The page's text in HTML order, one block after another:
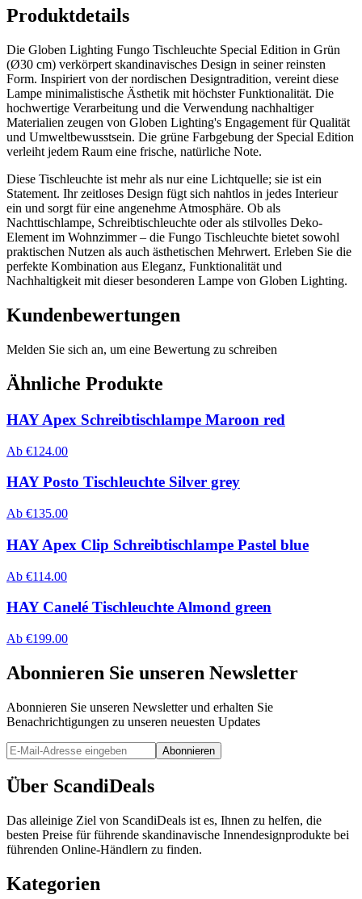
Produktdetails
Die Globen Lighting Fungo Tischleuchte Special Edition in Grün
(Ø30 cm) verkörpert skandinavisches Design in seiner reinsten
Form. Inspiriert von der nordischen Designtradition, vereint diese
Lampe minimalistische Ästhetik mit höchster Funktionalität. Die
hochwertige Verarbeitung und die Verwendung nachhaltiger
Materialien zeugen von Globen Lighting's Engagement für Qualität
und Umweltbewusstsein. Die grüne Farbgebung der Special Edition
verleiht jedem Raum eine frische, natürliche Note.
Diese Tischleuchte ist mehr als nur eine Lichtquelle; sie ist ein
Statement. Ihr zeitloses Design fügt sich nahtlos in jedes Interieur
ein und sorgt für eine angenehme Atmosphäre. Ob als
Nachttischlampe, Schreibtischleuchte oder als stilvolles Deko-
Element im Wohnzimmer – die Fungo Tischleuchte bietet sowohl
praktischen Nutzen als auch ästhetischen Mehrwert. Erleben Sie die
perfekte Kombination aus Eleganz, Funktionalität und
Nachhaltigkeit mit dieser besonderen Lampe von Globen Lighting.
Kundenbewertungen
Melden Sie sich an, um eine Bewertung zu schreiben
Ähnliche Produkte
HAY Apex Schreibtischlampe Maroon red
Ab €124.00
HAY Posto Tischleuchte Silver grey
Ab €135.00
HAY Apex Clip Schreibtischlampe Pastel blue
Ab €114.00
HAY Canelé Tischleuchte Almond green
Ab €199.00
Abonnieren Sie unseren Newsletter
Abonnieren Sie unseren Newsletter und erhalten Sie
Benachrichtigungen zu unseren neuesten Updates
Abonnieren
Über ScandiDeals
Das alleinige Ziel von ScandiDeals ist es, Ihnen zu helfen, die
besten Preise für führende skandinavische Innendesignprodukte bei
führenden Online-Händlern zu finden.
Kategorien